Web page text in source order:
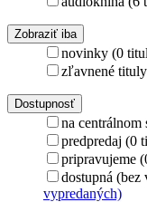
Zobraziť iba
novinky (0
zľavnené
Dostupnosť
na
predpredaj (0
pripravujeme
dostupná
vypredaných)